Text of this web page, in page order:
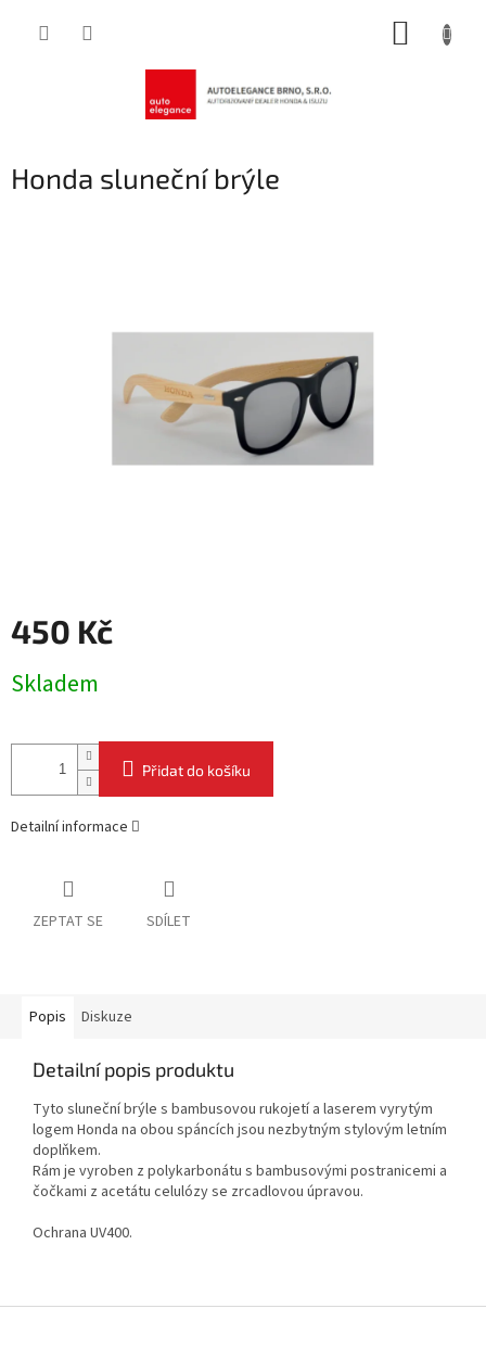
Honda sluneční brýle
450 Kč
cena:
Skladem
Přidat do košíku
Detailní informace
ZEPTAT SE SDÍLET
Popis Diskuze
Detailní popis produktu
Tyto sluneční brýle s bambusovou rukojetí a laserem vyrytým
logem Honda na obou spáncích jsou nezbytným stylovým letním
doplňkem.
Rám je vyroben z polykarbonátu s bambusovými postranicemi a
čočkami z acetátu celulózy se zrcadlovou úpravou.
Ochrana UV400.